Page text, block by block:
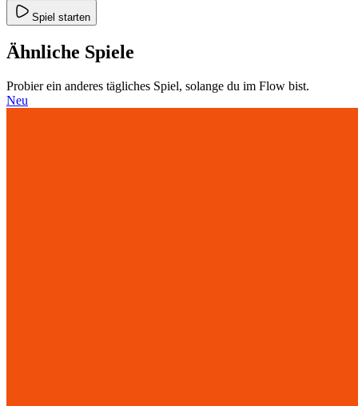
Spiel starten
Ähnliche Spiele
Probier ein anderes tägliches Spiel, solange du im Flow bist.
Neu